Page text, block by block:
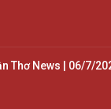
Thơ News | 06/7/